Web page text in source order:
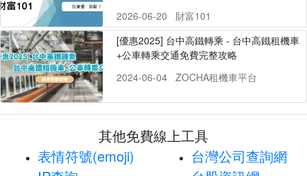
2026-06-20
財富101
[優惠2025] 台中高鐵轉乘 - 台中高鐵租機車
+公車轉乘交通免費完整攻略
2024-06-04
ZOCHA租機車平台
其他免費線上工具
表情符號(emoji)
台灣公司查詢網